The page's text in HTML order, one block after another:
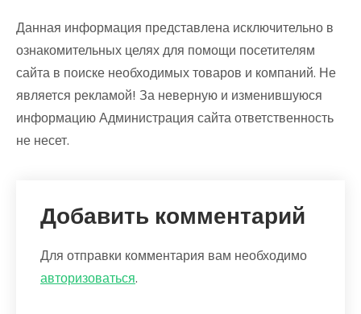
Данная информация представлена исключительно в
ознакомительных целях для помощи посетителям
сайта в поиске необходимых товаров и компаний. Не
является рекламой! За неверную и изменившуюся
информацию Администрация сайта ответственность
не несет.
Добавить комментарий
Для отправки комментария вам необходимо
авторизоваться.